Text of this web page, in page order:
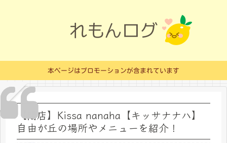
本ページはプロモーションが含まれています
【閉店】Kissa nanaha【キッサナナハ】
自由が丘の場所やメニューを紹介！